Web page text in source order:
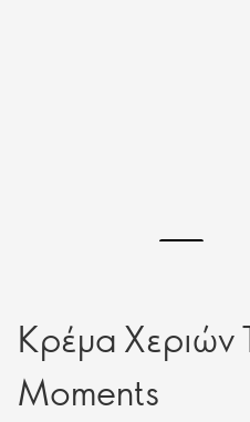
Κρέμα Χεριών
Moments